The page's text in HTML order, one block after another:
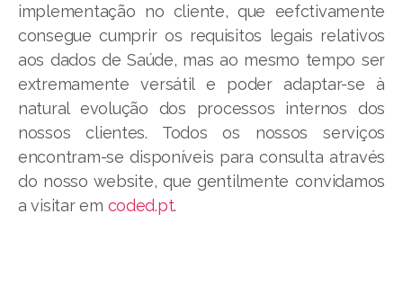
implementação no cliente, que eefctivamente
consegue cumprir os requisitos legais relativos
aos dados de Saúde, mas ao mesmo tempo ser
extremamente versátil e poder adaptar-se à
natural evolução dos processos internos dos
nossos clientes. Todos os nossos serviços
encontram-se disponíveis para consulta através
do nosso website, que gentilmente convidamos
a visitar em coded.pt.